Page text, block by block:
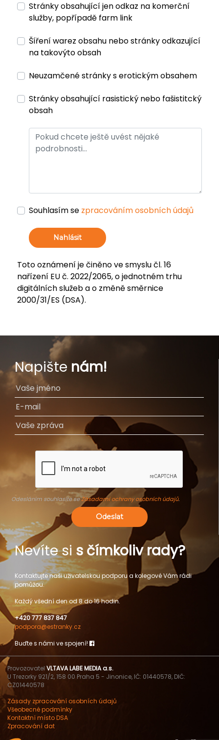
Stránky obsahující jen odkaz na komerční
služby, popřípadě farm link
Šíření warez obsahu nebo stránky odkazující
na takovýto obsah
Neuzamčené stránky s erotickým obsahem
Stránky obsahující rasistický nebo fašistitcký
obsah
Souhlasím se zpracováním osobních údajů
Nahlásit
Toto oznámení je činěno ve smyslu čl. 16
nařízení EU č. 2022/2065, o jednotném trhu
digitálních služeb a o změně směrnice
2000/31/ES (DSA).
Napište nám!
Odesláním souhlasíte seZásadami ochrany osobních údajů.
Odeslat
Nevíte si s čímkoliv rady?
Kontaktujte naši uživatelskou podporu a kolegové Vám rádi
pomůžou.
Každý všední den od 8 do 16 hodin.
+420 777 837 847
podpora@estranky.cz
Buďte s námi ve spojení!
Provozovatel VLTAVA LABE MEDIA a.s.
U Trezorky 921/2, 158 00 Praha 5 - Jinonice, IČ: 01440578, DIČ:
CZ01440578
Zásady zpracování osobních údajů
Všeobecné podmínky
Kontaktní místo DSA
Zpracování dat